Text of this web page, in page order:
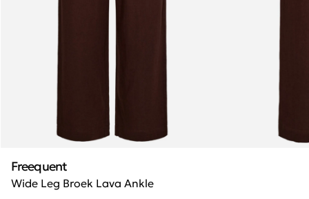
Wide Leg Broek Lava Ankle
Freequent